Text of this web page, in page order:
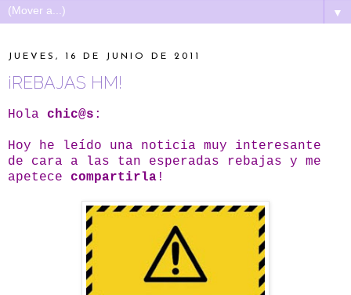
▼
JUEVES, 16 DE JUNIO DE 2011
¡REBAJAS HM!
Hola chic@s :
Hoy he leído una noticia muy interesante
de cara a las tan esperadas rebajas y me
apetece compartirla !